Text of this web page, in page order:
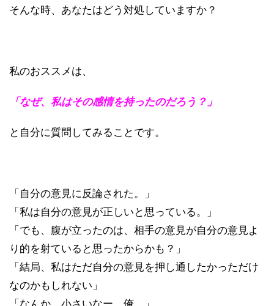
そんな時、あなたはどう対処していますか？
私のおススメは、
「なぜ、私はその感情を持ったのだろう？」
と自分に質問してみることです。
「自分の意見に反論された。」
「私は自分の意見が正しいと思っている。」
「でも、腹が立ったのは、相手の意見が自分の意見よ
り的を射ていると思ったからかも？」
「結局、私はただ自分の意見を押し通したかっただけ
なのかもしれない」
「なんか、小さいなー、俺。」